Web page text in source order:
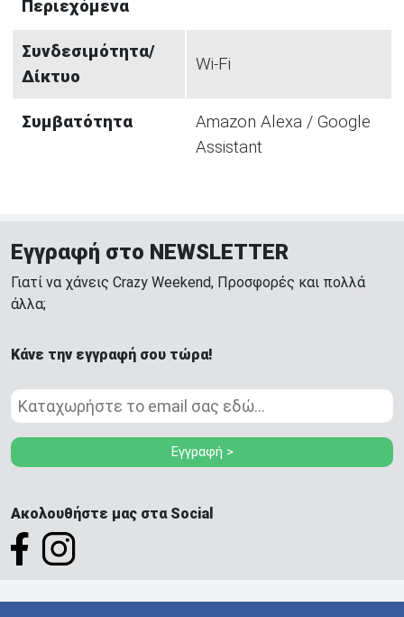
Περιεχόμενα
Συνδεσιμότητα/
Δίκτυο
Wi-Fi
Συμβατότητα
Amazon Alexa / Google
Assistant
Εγγραφή στο NEWSLETTER
Γιατί να χάνεις Crazy Weekend, Προσφορές και πολλά
άλλα;
Κάνε την εγγραφή σου τώρα!
Εγγραφή >
Ακολουθήστε μας στα Social